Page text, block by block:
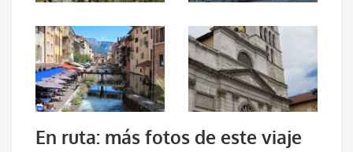
En ruta: más fotos de este viaje